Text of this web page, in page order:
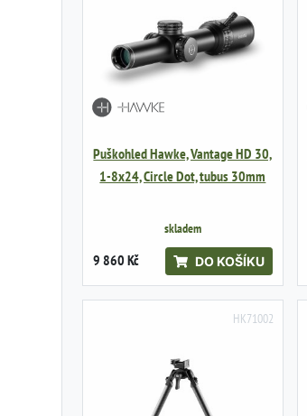
Puškohled Hawke, Vantage HD 30,
1-8x24, Circle Dot, tubus 30mm
skladem
9 860 Kč DO KOŠÍKU
HK71002